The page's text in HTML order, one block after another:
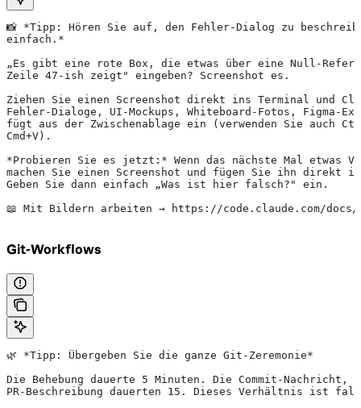
📸 *Tipp: Hören Sie auf, den Fehler-Dialog zu
einfach.*
„Es gibt eine rote Box, die etwas über eine Null-
Zeile 47-ish zeigt" eingeben? Screenshot es.
Ziehen Sie einen Screenshot direkt ins Terminal und
Fehler-Dialoge, UI-Mockups, Whiteboard-Fotos, Figma-
fügt aus der Zwischenablage ein (verwenden Sie auch
Cmd+V).
*Probieren Sie es jetzt:* Wenn das nächste Mal etwas
machen Sie einen Screenshot und fügen Sie ihn direkt
Geben Sie dann einfach „Was ist hier falsch?" ein.
📖 Mit Bildern arbeiten → https://code.claude.com/docs/
Git-Workflows
🌿 *Tipp: Übergeben Sie die ganze Git-Zeremonie*
Die Behebung dauerte 5 Minuten. Die Commit-Nachricht,
PR-Beschreibung dauerten 15. Dieses Verhältnis ist